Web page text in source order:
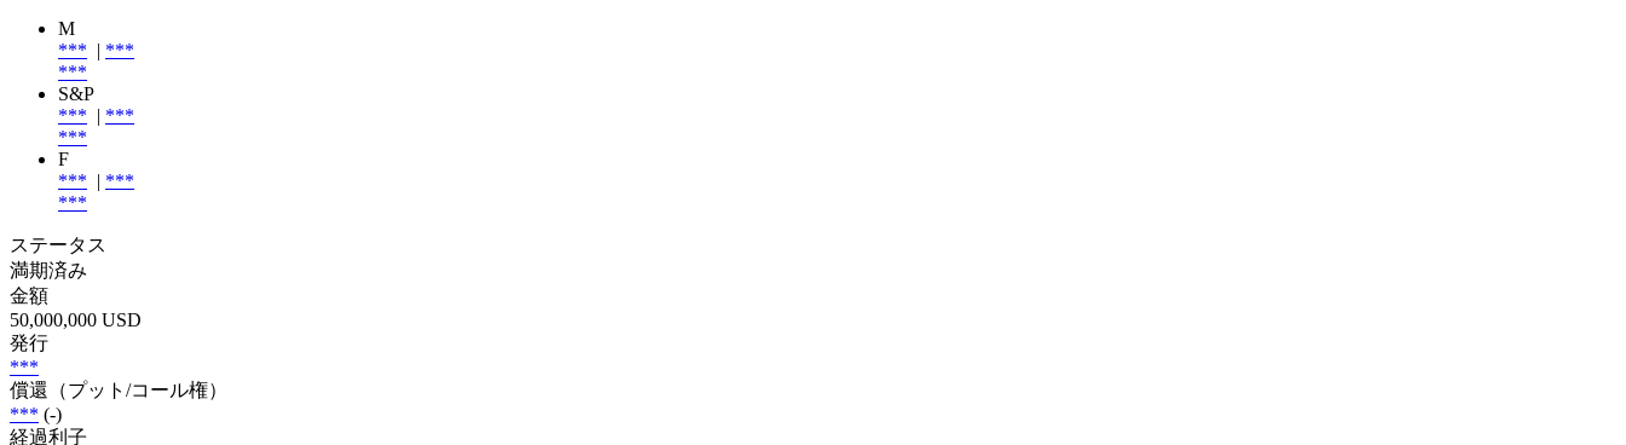
M
*** | ***
***
S&P
*** | ***
***
F
*** | ***
***
ステータス
満期済み
金額
50,000,000 USD
発行
***
償還（プット/コール権）
*** (-)
経過利子